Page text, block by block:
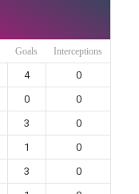
Goals Interceptions
4
0
0
0
3
0
1
0
3
0